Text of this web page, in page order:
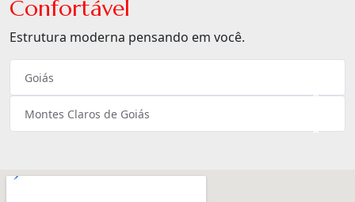
Confortável
Estrutura moderna pensando em você.
×
Goiás
×
Montes Claros de Goiás